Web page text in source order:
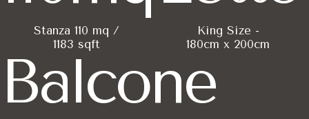
The VIU Suite è la sistemazione più prestigiosa dell'Hotel
Gli arredi su misura Molteni & C definiscono lo stile
Perché scegliere The VIU
The VIU Suite è la soluzione ideale per il segmento business
Stanza 110 mq /
1183 sqft
King Size -
180cm x 200cm
Balcone